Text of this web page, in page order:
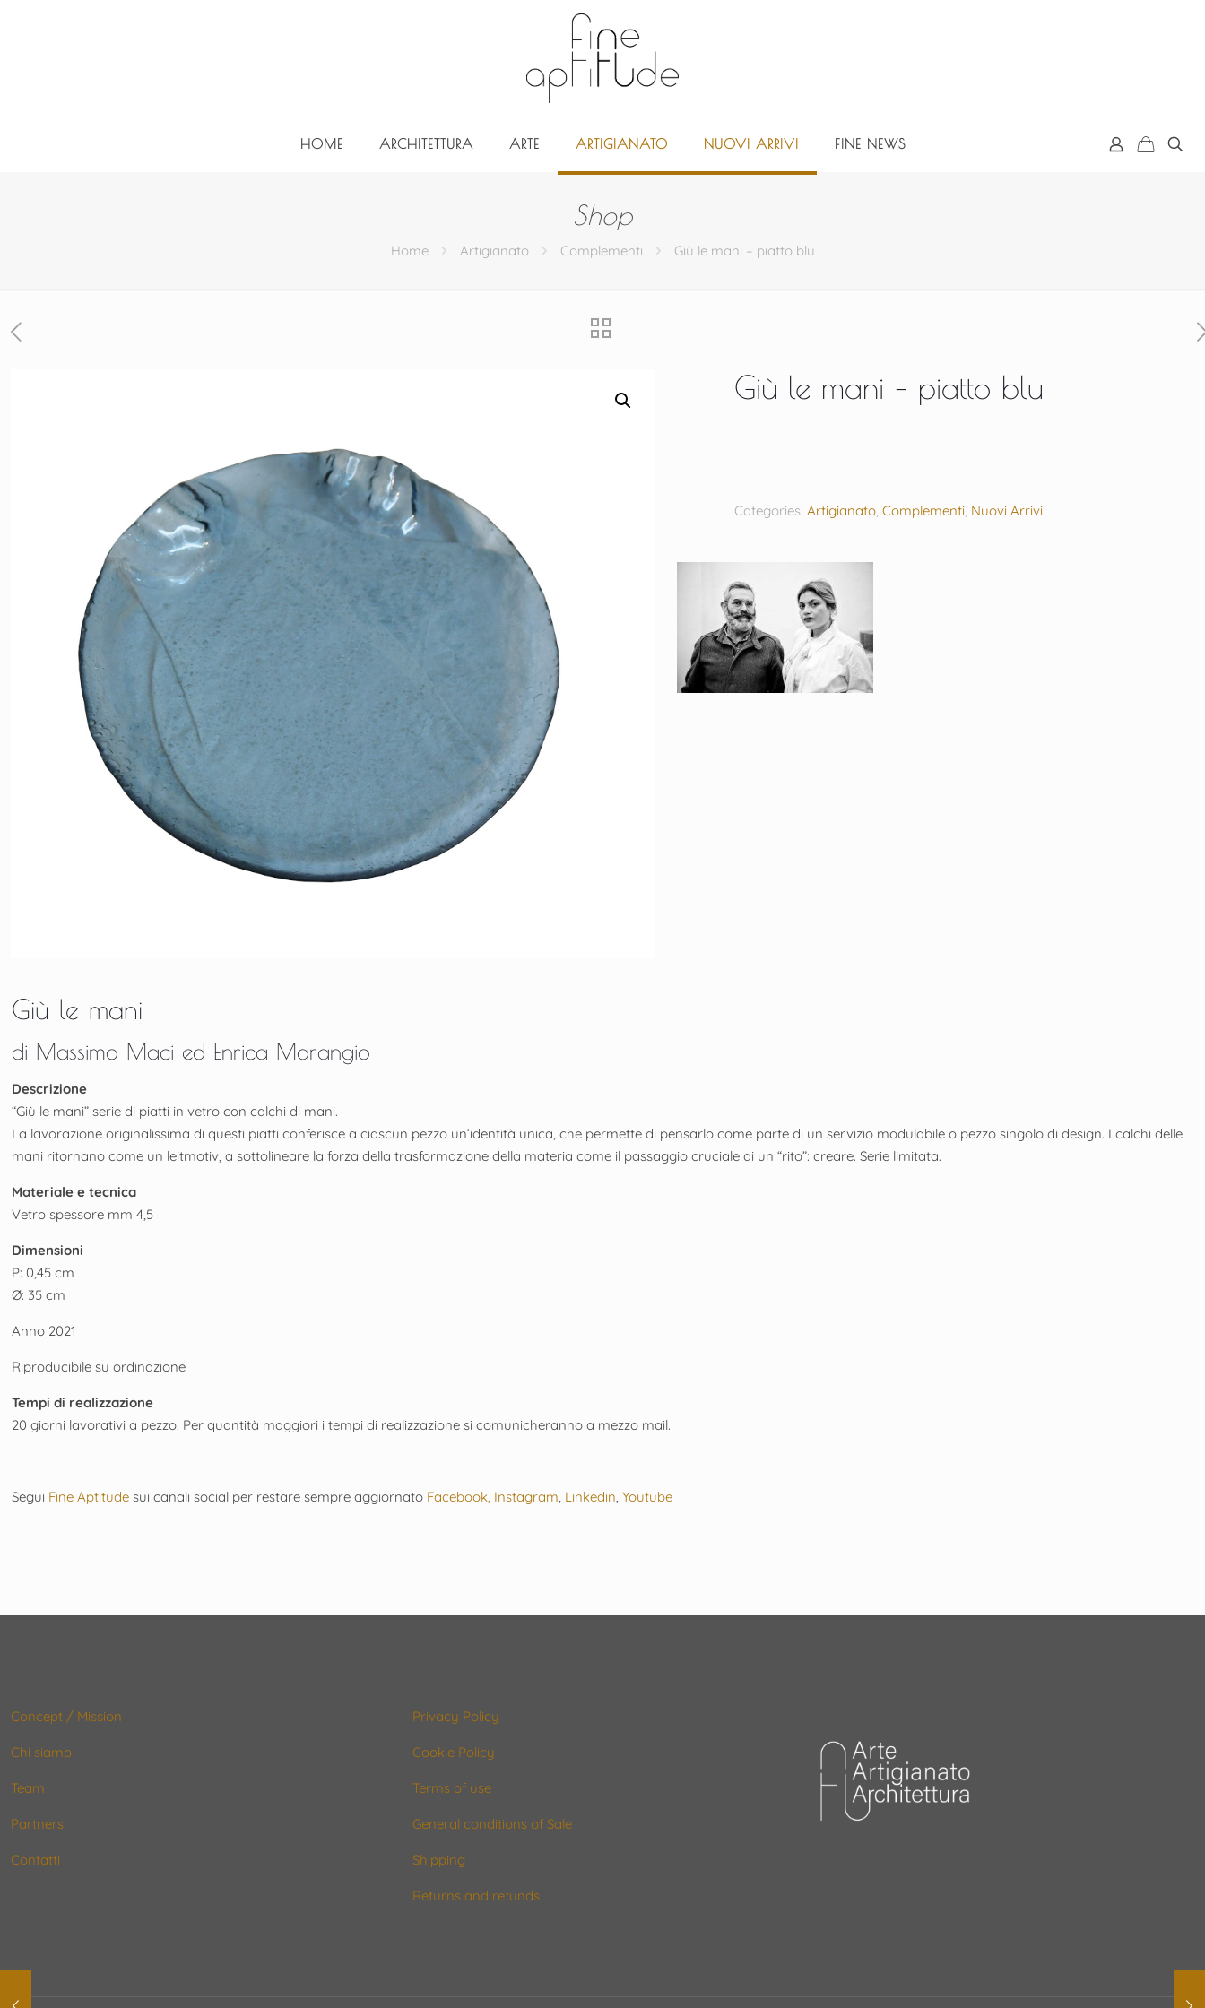
HOME ARCHITETTURA ARTE ARTIGIANATO NUOVI ARRIVI FINE NEWS
Shop
Home Artigianato Complementi Giù le mani – piatto blu
Giù le mani – piatto blu
Categories:Artigianato,Complementi, Nuovi Arrivi
Giù le mani
di Massimo Maci ed Enrica Marangio
Descrizione
“Giù le mani” serie di piatti in vetro con calchi di mani.
La lavorazione originalissima di questi piatti conferisce a ciascun pezzo un’identità unica, che permette di pensarlo come parte di un servizio modulabile o pezzo singolo di design. I calchi delle
mani ritornano come un leitmotiv, a sottolineare la forza della trasformazione della materia come il passaggio cruciale di un “rito”: creare. Serie limitata.
Materiale e tecnica
Vetro spessore mm 4,5
Dimensioni
P: 0,45 cm
Ø: 35 cm
Anno 2021
Riproducibile su ordinazione
Tempi di realizzazione
20 giorni lavorativi a pezzo. Per quantità maggiori i tempi di realizzazione si comunicheranno a mezzo mail.
Segui Fine Aptitude sui canali social per restare sempre aggiornato Facebook, Instagram, Linkedin,Youtube
Concept / Mission
Chi siamo
Team
Partners
Contatti
Privacy Policy
Cookie Policy
Terms of use
General conditions of Sale
Shipping
Returns and refunds